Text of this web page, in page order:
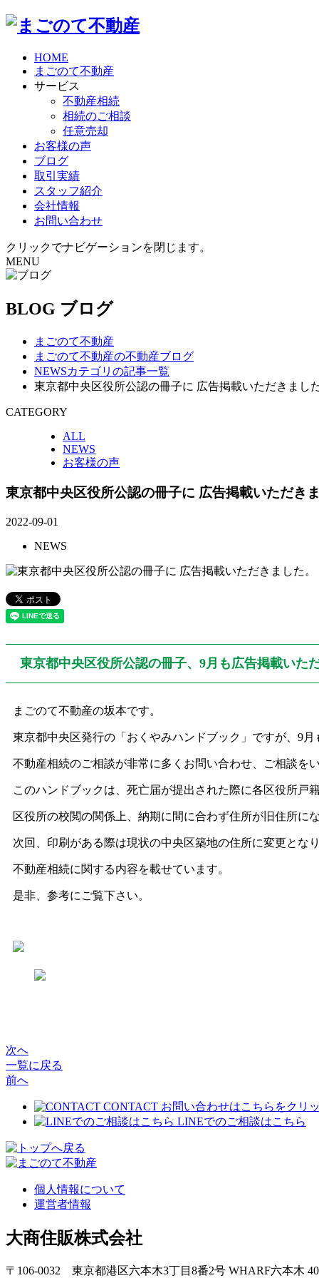
HOME
まごのて不動産
サービス
不動産相続
相続のご相談
任意売却
お客様の声
ブログ
取引実績
スタッフ紹介
会社情報
お問い合わせ
クリックでナビゲーションを閉じます。
MENU
BLOG ブログ
まごのて不動産
まごのて不動産の不動産ブログ
NEWSカテゴリの記事一覧
東京都中央区役所公認の冊子に 広告掲載いただきました
CATEGORY
ALL
NEWS
お客様の声
東京都中央区役所公認の冊子に 広告掲載いただきま
2022-09-01
NEWS
東京都中央区役所公認の冊子、9月も広告掲載いた
まごのて不動産の坂本です。
東京都中央区発行の「おくやみハンドブック」ですが、9月
不動産相続のご相談が非常に多くお問い合わせ、ご相談を
このハンドブックは、死亡届が提出された際に各区役所戸
区役所の校閲の関係上、納期に間に合わず住所が旧住所に
次回、印刷がある際は現状の中央区築地の住所に変更となり
不動産相続に関する内容を載せています。
是非、参考にご覧下さい。
次へ
一覧に戻る
前へ
CONTACT お問い合わせはこちらをクリ
LINEでのご相談はこちら
個人情報について
運営者情報
大商住販株式会社
〒106-0032 東京都港区六本木3丁目8番2号 WHARF六本木